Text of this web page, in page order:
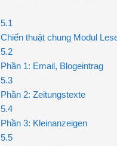
5.1
Chiến thuật chung Modul
5.2
Phần 1: Email, Blogeintrag
5.3
Phần 2: Zeitungstexte
5.4
Phần 3: Kleinanzeigen
5.5